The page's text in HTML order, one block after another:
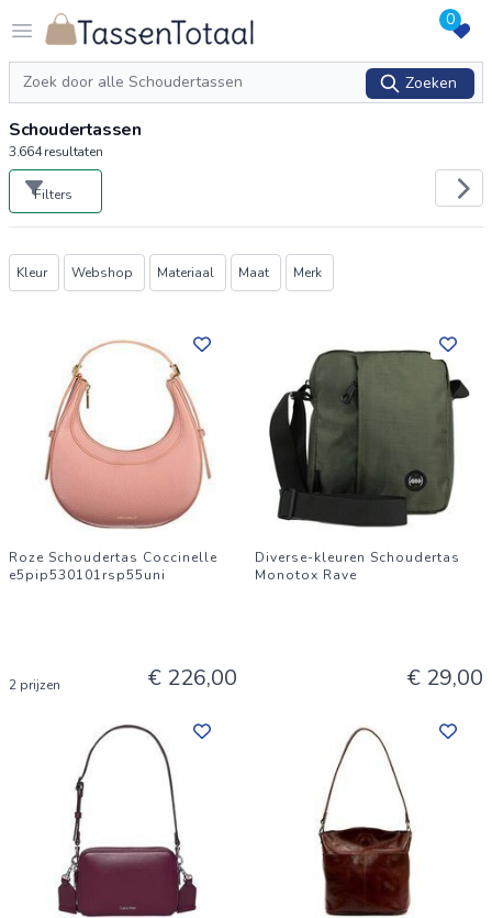
Open menu
Logo Tassentotaal.nl 0
Zoeken
Zoeken
Schoudertassen
3.664resultaten
Filters
Producten
Kleur Webshop Materiaal Maat Merk
Roze Schoudertas Coccinelle
e5pip530101rsp55uni
2 prijzen € 226,00
Diverse-kleuren Schoudertas
Monotox Rave
€ 29,00